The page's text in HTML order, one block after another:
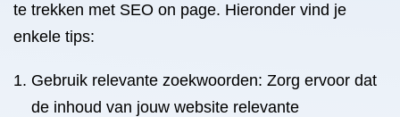
te trekken met SEO on page. Hieronder vind je
enkele tips:
Gebruik relevante zoekwoorden: Zorg ervoor dat
de inhoud van jouw website relevante